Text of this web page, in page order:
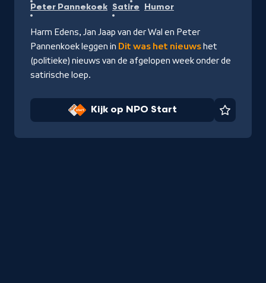
Peter Pannekoek Satire Humor
Harm Edens, Jan Jaap van der Wal en Peter
Pannenkoek leggen in Dit was het nieuwshet
(politieke) nieuws van de afgelopen week onder de
satirische loep.
Kijk op NPO Start